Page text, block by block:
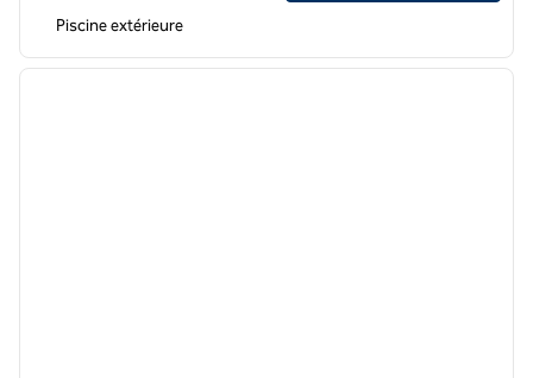
Piscine extérieure
1 sur 11